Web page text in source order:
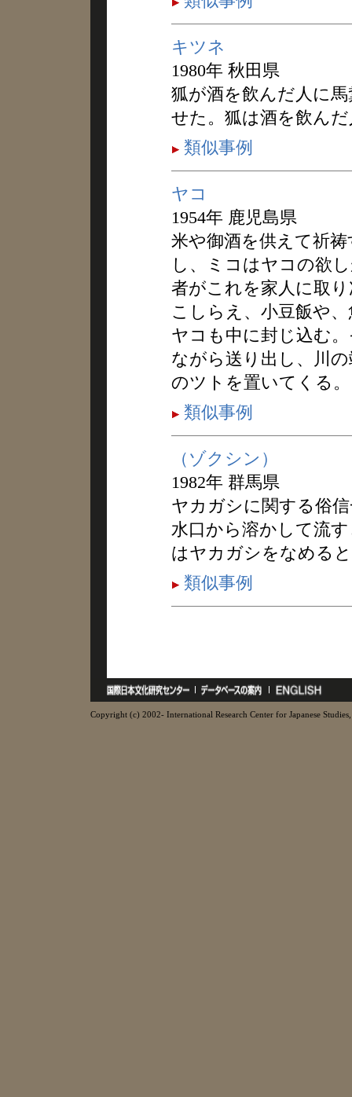
キツネ
1980年 秋田県
狐が酒を飲んだ人に
せた。狐は酒を飲ん
類似事例
ヤコ
1954年 鹿児島県
米や御酒を供えて祈
し、ミコはヤコの欲
者がこれを家人に取
こしらえ、小豆飯や
ヤコも中に封じ込む
ながら送り出し、川
のツトを置いてくる。
類似事例
（ゾクシン）
1982年 群馬県
ヤカガシに関する俗
水口から溶かして流
はヤカガシをなめる
類似事例
Copyright (c) 2002- International Research Center for Japanese